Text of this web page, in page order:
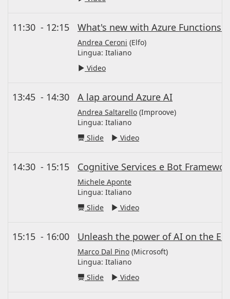
11:30 - 12:15 What's new with Azure Functions
Andrea Ceroni (Elfo)
Lingua: Italiano
Video
13:45 - 14:30 A lap around Azure AI
Andrea Saltarello (Improove)
Lingua: Italiano
Slide
Video
14:30 - 15:15 Cognitive Services e Bot
Michele Aponte
Lingua: Italiano
Slide
Video
15:15 - 16:00 Unleash the power of AI on the
Marco Dal Pino (Microsoft)
Lingua: Italiano
Slide
Video